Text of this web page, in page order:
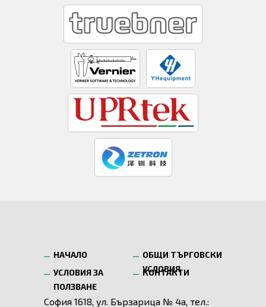
НАЧАЛО
ОБЩИ ТЪРГОВСКИ
УСЛОВИЯ
УСЛОВИЯ ЗА
ПОЛЗВАНЕ
КОНТАКТИ
София 1618, ул. Бързарица № 4а, тел.: